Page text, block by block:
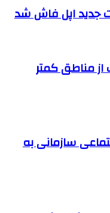
جدید اپل فاش شد
از مناطق کمتر
سازمانی به